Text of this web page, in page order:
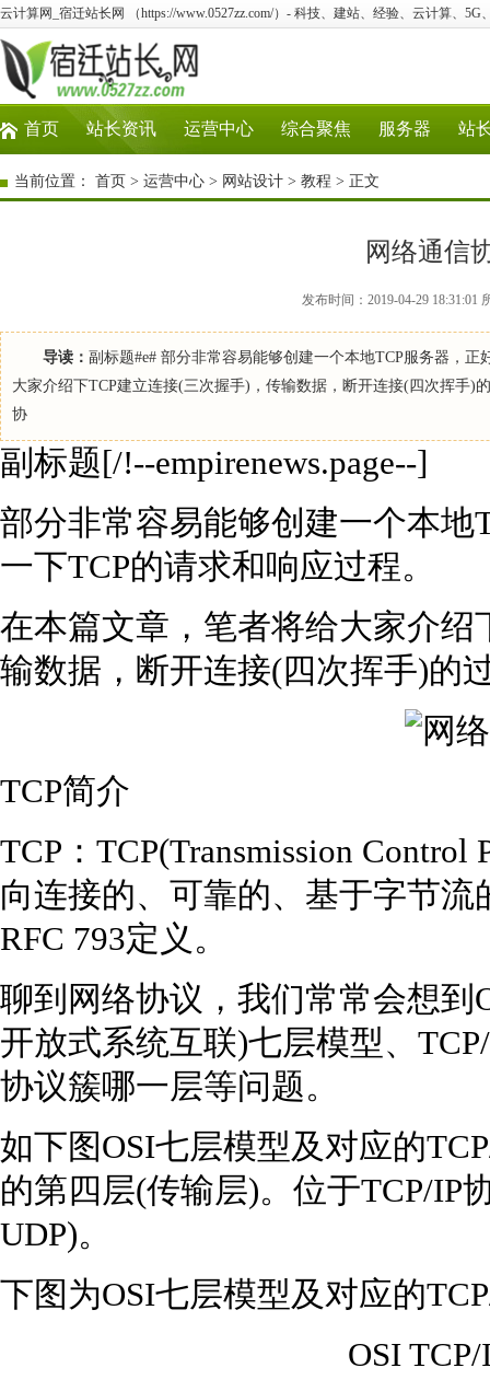
云计算网_宿迁站长网 （https://www.0527zz.com/）- 科技、建站、经验、云计算、5G
首页 站长资讯 运营中心 综合聚焦 服务器 站
当前位置： 首页 > 运营中心 > 网站设计 > 教程 > 正文
网络通信
发布时间：2019-04-29 18:31:01
导读： 副标题#e# 部分非常容易能够创建一个本地TCP服务器，
大家介绍下TCP建立连接(三次握手)，传输数据，断开连接(四次挥手)
协
副标题[/!--empirenews.page--]
部分非常容易能够创建一个本
一下TCP的请求和响应过程。
在本篇文章，笔者将给大家介绍
输数据，断开连接(四次挥手)的
TCP简介
TCP：TCP(Transmission
向连接的、可靠的、基于字节
RFC 793定义。
聊到网络协议，我们常常会想到
开放式系统互联)七层模型、
协议簇哪一层等问题。
如下图OSI七层模型及对应的
的第四层(传输层)。位于TCP/IP
UDP)。
下图为OSI七层模型及对应的
OSI